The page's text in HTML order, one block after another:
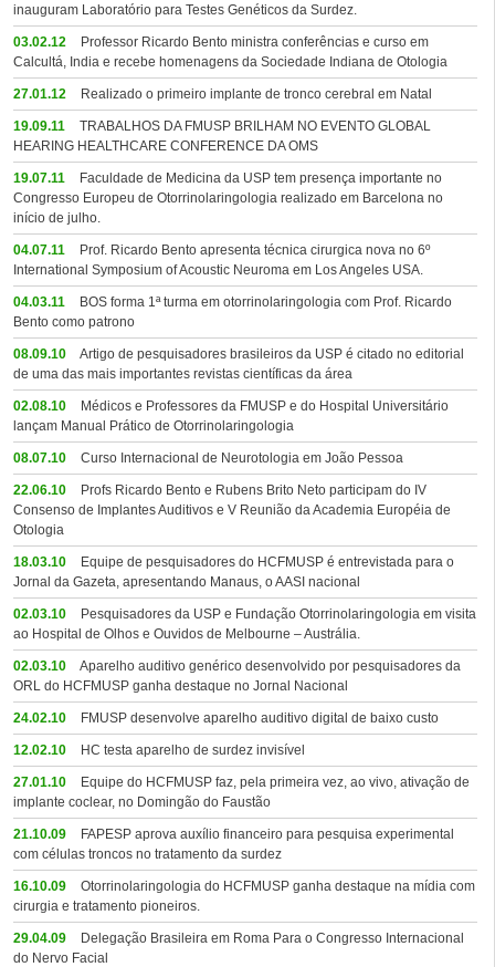
inauguram Laboratório para Testes Genéticos da Surdez.
03.02.12
Professor Ricardo Bento ministra conferências e curso em
Calcultá, India e recebe homenagens da Sociedade Indiana de Otologia
27.01.12 Realizado o primeiro implante de tronco cerebral em Natal
19.09.11
TRABALHOS DA FMUSP BRILHAM NO EVENTO GLOBAL
HEARING HEALTHCARE CONFERENCE DA OMS
19.07.11
Faculdade de Medicina da USP tem presença importante no
Congresso Europeu de Otorrinolaringologia realizado em Barcelona no
início de julho.
04.07.11
Prof. Ricardo Bento apresenta técnica cirurgica nova no 6º
International Symposium of Acoustic Neuroma em Los Angeles USA.
04.03.11
BOS forma 1ª turma em otorrinolaringologia com Prof. Ricardo
Bento como patrono
08.09.10
Artigo de pesquisadores brasileiros da USP é citado no editorial
de uma das mais importantes revistas científicas da área
02.08.10
Médicos e Professores da FMUSP e do Hospital Universitário
lançam Manual Prático de Otorrinolaringologia
08.07.10 Curso Internacional de Neurotologia em João Pessoa
22.06.10
Profs Ricardo Bento e Rubens Brito Neto participam do IV
Consenso de Implantes Auditivos e V Reunião da Academia Européia de
Otologia
18.03.10
Equipe de pesquisadores do HCFMUSP é entrevistada para o
Jornal da Gazeta, apresentando Manaus, o AASI nacional
02.03.10
Pesquisadores da USP e Fundação Otorrinolaringologia em visita
ao Hospital de Olhos e Ouvidos de Melbourne – Austrália.
02.03.10
Aparelho auditivo genérico desenvolvido por pesquisadores da
ORL do HCFMUSP ganha destaque no Jornal Nacional
24.02.10 FMUSP desenvolve aparelho auditivo digital de baixo custo
12.02.10 HC testa aparelho de surdez invisível
27.01.10
Equipe do HCFMUSP faz, pela primeira vez, ao vivo, ativação de
implante coclear, no Domingão do Faustão
21.10.09
FAPESP aprova auxílio financeiro para pesquisa experimental
com células troncos no tratamento da surdez
16.10.09
Otorrinolaringologia do HCFMUSP ganha destaque na mídia com
cirurgia e tratamento pioneiros.
29.04.09
Delegação Brasileira em Roma Para o Congresso Internacional
do Nervo Facial